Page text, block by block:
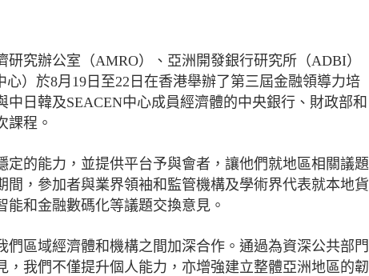
究辦公室（AMRO）、亞洲開發銀行研究所（ADBI）
）於8月19日至22日在香港舉辦了第三屆金融領導力培
日韓及SEACEN中心成員經濟體的中央銀行、財政部和
課程。
的能力，並提供平台予與會者，讓他們就地區相關議題
間，參加者與業界領袖和監管機構及學術界代表就本地貨
和金融數碼化等議題交換意見。
區域經濟體和機構之間加深合作。通過為資深公共部門
我們不僅提升個人能力，亦增強建立整體亞洲地區的韌